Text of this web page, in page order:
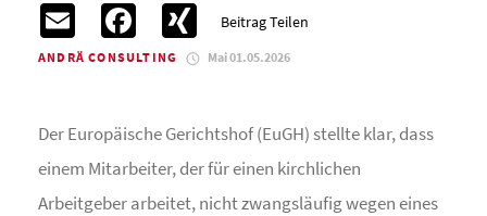
Beitrag Teilen
Email Facebook XING
ANDRÄ CONSULTING Mai 01.05.2026
Der Europäische Gerichtshof (EuGH) stellte klar, dass
einem Mitarbeiter, der für einen kirchlichen
Arbeitgeber arbeitet, nicht zwangsläufig wegen eines